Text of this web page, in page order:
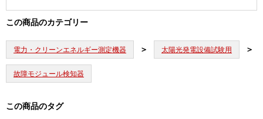
この商品のカテゴリー
電力・クリーンエネルギー測定機器 太陽光発電設備試験用
故障モジュール検知器
この商品のタグ